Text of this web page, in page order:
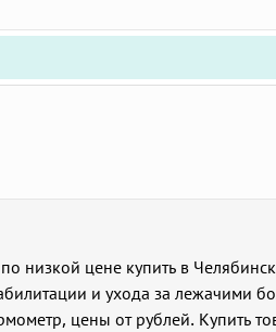
низкой цене купить в
и ухода за лежачими
цены от рублей. Купить